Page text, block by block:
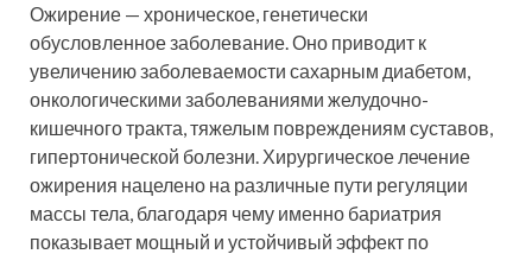
Ожирение — хроническое, генетически
обусловленное заболевание. Оно приводит к
увеличению заболеваемости сахарным диабетом,
онкологическими заболеваниями желудочно-
кишечного тракта, тяжелым повреждениям суставов,
гипертонической болезни. Хирургическое лечение
ожирения нацелено на различные пути регуляции
массы тела, благодаря чему именно бариатрия
показывает мощный и устойчивый эффект по